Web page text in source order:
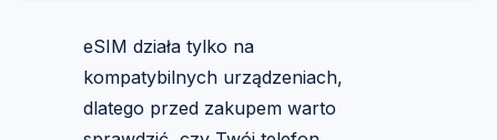
eSIM działa tylko na
kompatybilnych urządzeniach,
dlatego przed zakupem warto